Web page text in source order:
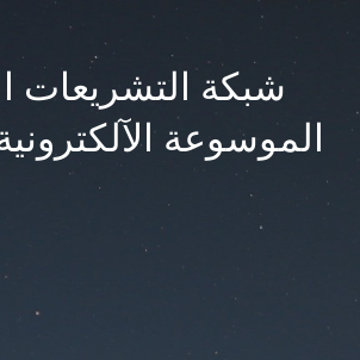
شبكة التشريعات
الموسوعة